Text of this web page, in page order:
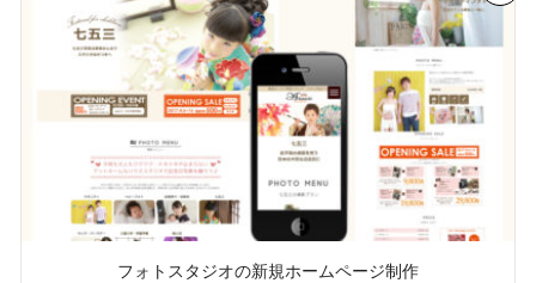
フォトスタジオの新規ホームページ制作